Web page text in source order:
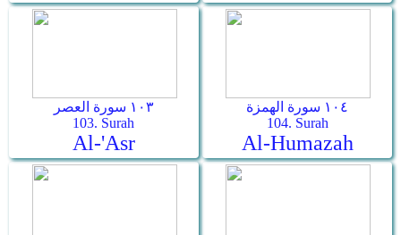
١٠٣ سورة العصر
103. Surah
Al-'Asr
١٠٤ سورة الهمزة
104. Surah
Al-Humazah